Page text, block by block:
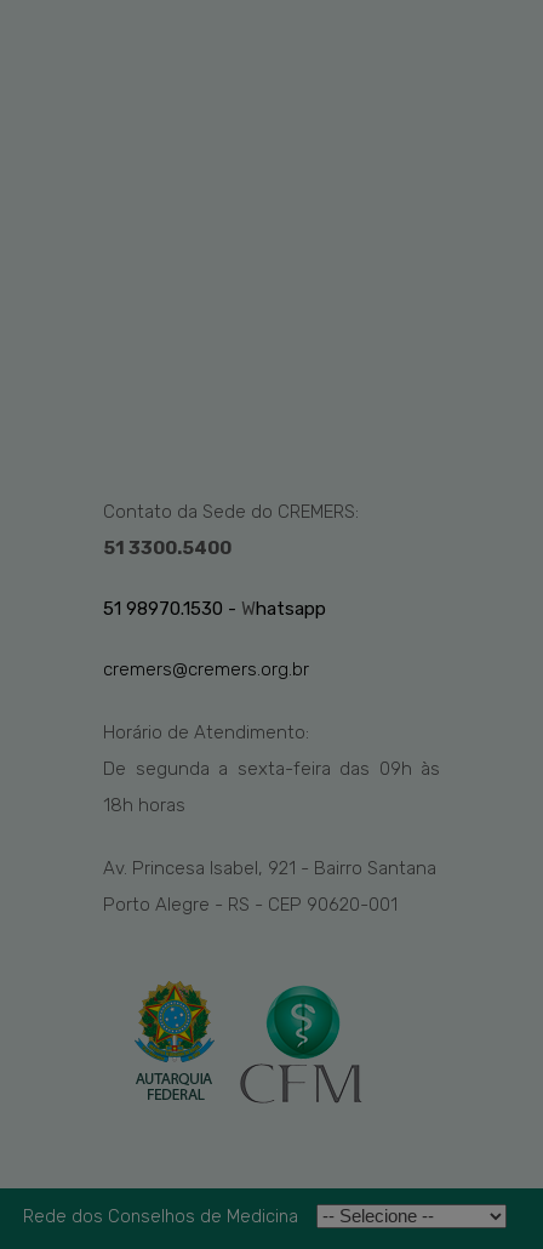
Contato da Sede do CREMERS:
51 3300.5400
51 98970.1530 - Whatsapp
cremers@cremers.org.br
Horário de Atendimento:
De segunda a sexta-feira das 09h às
18h horas
Av. Princesa Isabel, 921 - Bairro Santana
Porto Alegre - RS - CEP 90620-001
Rede dos Conselhos de Medicina